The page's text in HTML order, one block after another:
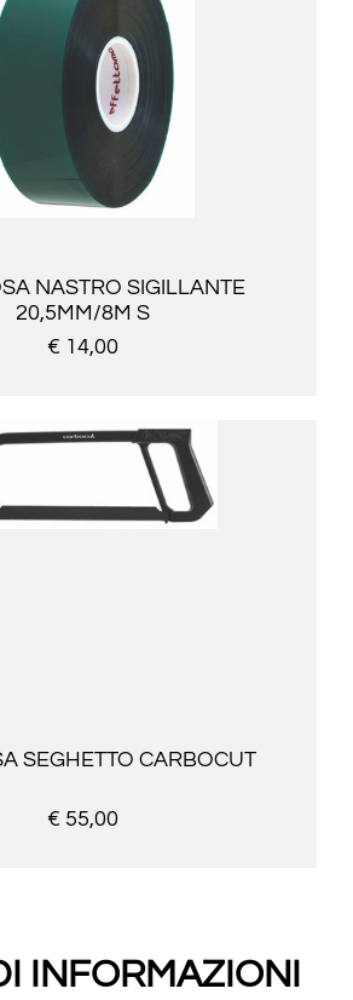
NASTRO SIGILLANTE
20,5MM/8M S
€ 14,00
SEGHETTO CARBOCUT
€ 55,00
INFORMAZIONI